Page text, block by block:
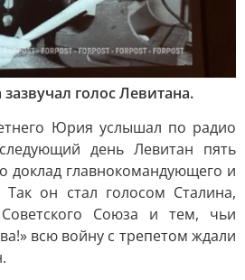
голос Левитана.
Юрия услышал по радио
день Левитан пять
доклад главнокомандующего и
он стал голосом Сталина,
Союза и тем, чьи
всю войну с трепетом ждали